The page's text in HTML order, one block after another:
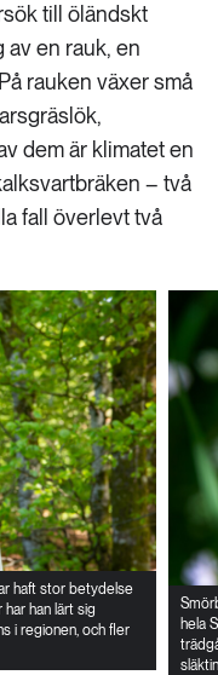
till öländskt
av en rauk, en
rauken växer små
dem är klimatet en
– två
fall överlevt två
haft stor betydelse
han lärt sig
i regionen, och fler
hela